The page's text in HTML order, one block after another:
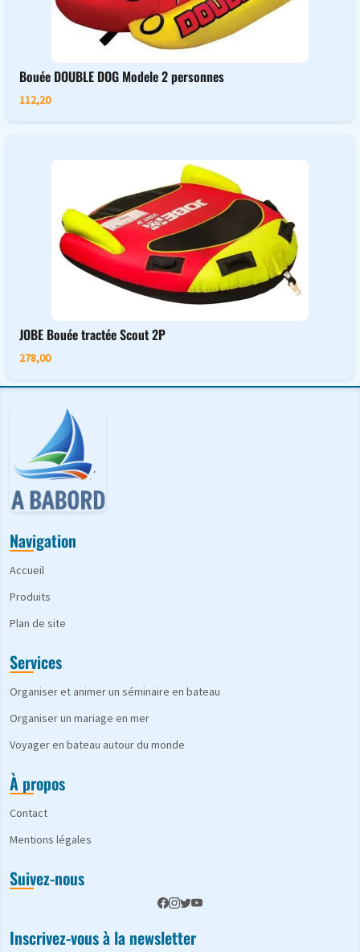
Bouée DOUBLE DOG Modele 2 personnes
112,20
JOBE Bouée tractée Scout 2P
278,00
Navigation
Accueil
Produits
Plan de site
Services
Organiser et animer un séminaire en bateau
Organiser un mariage en mer
Voyager en bateau autour du monde
À propos
Contact
Mentions légales
Suivez-nous
Inscrivez-vous à la newsletter